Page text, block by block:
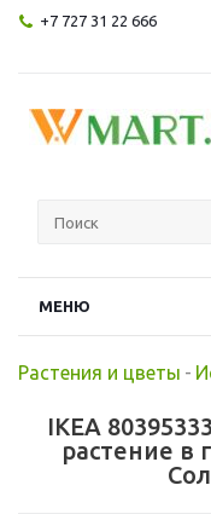
+7 727 31 22 666
МЕНЮ
Растения и цветы -
IKEA
растение